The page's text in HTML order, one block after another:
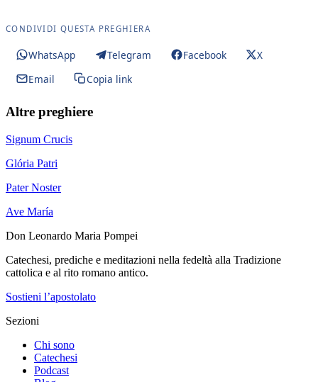
CONDIVIDI QUESTA PREGHIERA
WhatsApp Telegram Facebook
X
Email
Copia link
Altre preghiere
Signum Crucis
Glória Patri
Pater Noster
Ave María
Don Leonardo Maria Pompei
Catechesi, prediche e meditazioni nella fedeltà alla Tradizione
cattolica e al rito romano antico.
Sostieni l’apostolato
Sezioni
Chi sono
Catechesi
Podcast